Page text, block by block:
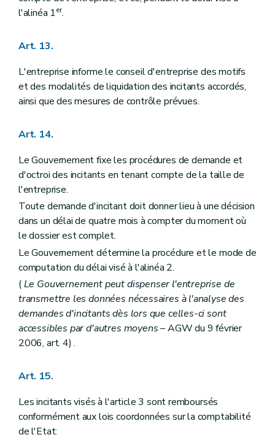
l'alinéa 1er.
Art. 13.
L'entreprise informe le conseil d'entreprise des motifs
et des modalités de liquidation des incitants accordés,
ainsi que des mesures de contrôle prévues.
Art. 14.
Le Gouvernement fixe les procédures de demande et
d'octroi des incitants en tenant compte de la taille de
l'entreprise.
Toute demande d'incitant doit donner lieu à une décision
dans un délai de quatre mois à compter du moment où
le dossier est complet.
Le Gouvernement détermine la procédure et le mode de
computation du délai visé à l'alinéa 2.
(Le Gouvernement peut dispenser l'entreprise de
transmettre les données nécessaires à l'analyse des
demandes d'incitants dès lors que celles-ci sont
accessibles par d'autres moyens– AGW du 9 février
2006, art. 4) .
Art. 15.
Les incitants visés à l'article 3 sont remboursés
conformément aux lois coordonnées sur la comptabilité
de l'Etat: